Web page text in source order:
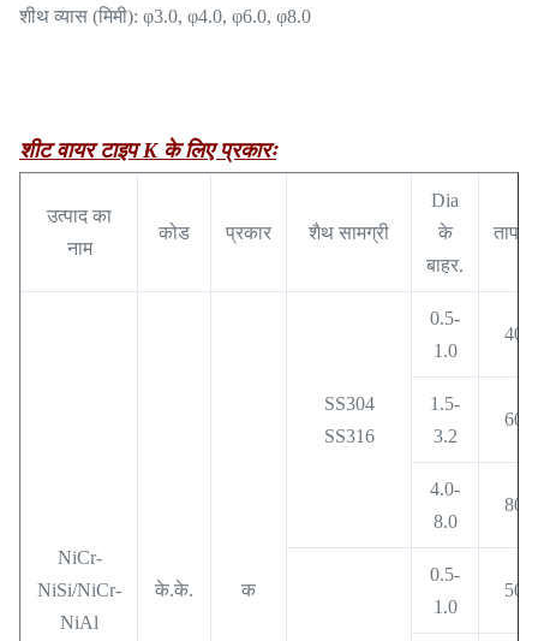
शीथ व्यास (मिमी): φ3.0, φ4.0, φ6.0, φ8.0
शीट वायर टाइप K के लिए प्रकारः
उत्पाद का
नाम
कोड प्रकार शैथ सामग्री
Dia
के
बाहर.
NiCr-
NiSi/NiCr-
NiAl
के.के. क
SS304
SS316
0.5-
1.0
400
1.5-
3.2
600
4.0-
8.0
800
0.5-
1.0
500